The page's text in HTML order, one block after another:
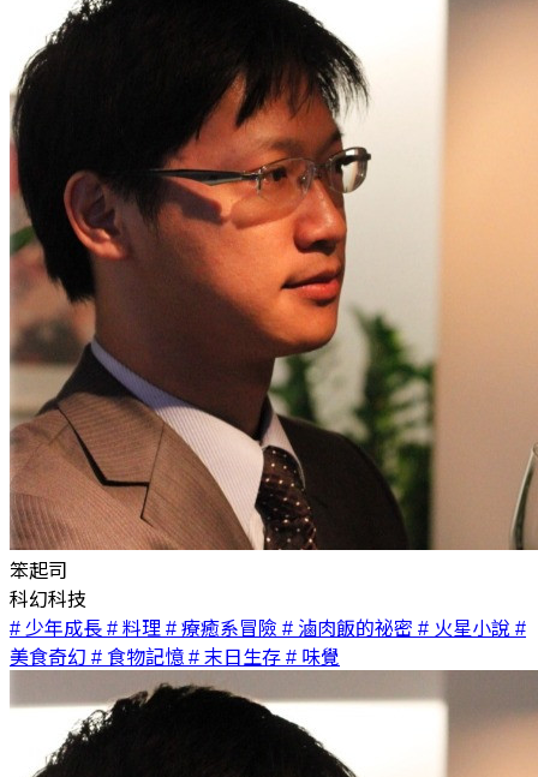
笨起司
科幻科技
# 少年成長 # 料理 # 療癒系冒險 # 滷肉飯的祕密 # 火星小說 #
美食奇幻 # 食物記憶 # 末日生存 # 味覺